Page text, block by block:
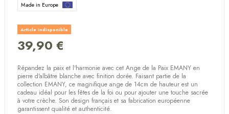
Made in Europe
Article indisponible
39,90 €
Répandez la paix et l'harmonie avec cet Ange de la Paix EMANY en
pierre d'albâtre blanche avec finition dorée. Faisant partie de la
collection EMANY, ce magnifique ange de 14cm de hauteur est un
cadeau idéal pour les fêtes de la foi ou pour ajouter une touche sacrée
à votre crèche. Son design français et sa fabrication européenne
garantissent qualité et authenticité.